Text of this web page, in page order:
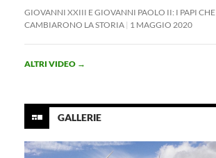
GIOVANNI XXIII E GIOVANNI PAOLO II: I PAPI CHE
CAMBIARONO LA STORIA 1 MAGGIO 2020
ALTRI VIDEO →
GALLERIE